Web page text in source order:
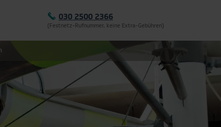
030 2500 2366
(Festnetz-Rufnummer, keine Extra-Gebühren)
Montag - Freitag: